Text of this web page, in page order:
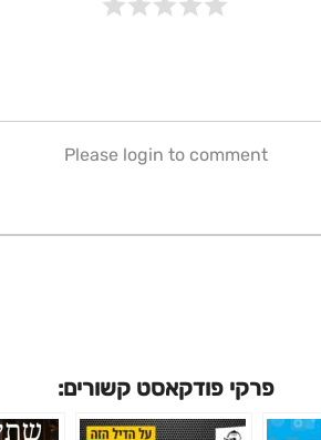
Please login to comment
פרקי פודקאסט קשורים: